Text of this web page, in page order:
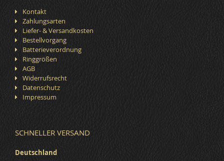
Kontakt
Zahlungsarten
Liefer- & Versandkosten
Bestellvorgang
Batterieverordnung
Ringgrößen
AGB
Widerrufsrecht
Datenschutz
Impressum
SCHNELLER VERSAND
Deutschland